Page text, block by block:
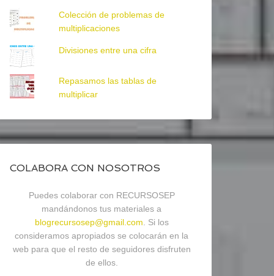
Colección de problemas de
multiplicaciones
Divisiones entre una cifra
Repasamos las tablas de
multiplicar
COLABORA CON NOSOTROS
Puedes colaborar con RECURSOSEP
mandándonos tus materiales a
blogrecursosep@gmail.com . Si los
consideramos apropiados se colocarán en la
web para que el resto de seguidores disfruten
de ellos.